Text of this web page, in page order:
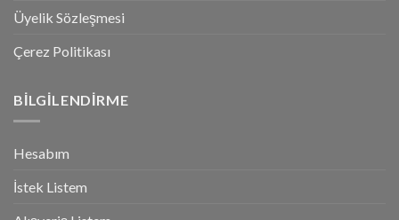
Üyelik Sözleşmesi
Çerez Politikası
BILGILENDIRME
Hesabım
İstek Listem